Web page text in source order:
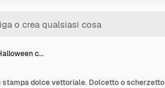
c…
stampa dolce vettoriale. Dolcetto o scherzetto